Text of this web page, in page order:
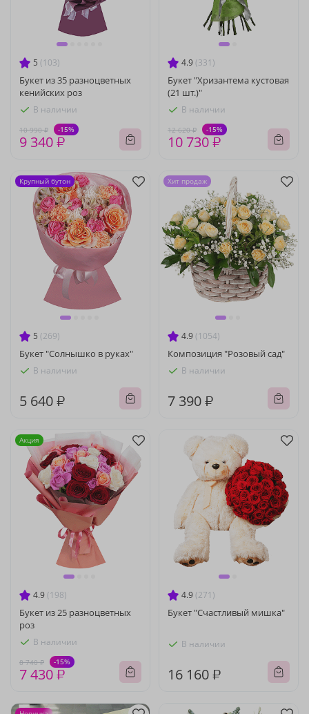
5 (103)
Букет из 35 разноцветных
кенийских роз
В наличии
10 990 ₽ -15%
9 340 ₽
4.9 (331)
Букет "Хризантема кустовая
(21 шт.)"
В наличии
12 620 ₽ -15%
10 730 ₽
5 (269)
Букет "Солнышко в руках"
В наличии
5 640 ₽
Крупный бутон
4.9 (1054)
Композиция "Розовый сад"
В наличии
7 390 ₽
Хит продаж
4.9 (198)
Букет из 25 разноцветных
роз
В наличии
8 740 ₽ -15%
7 430 ₽
Акция
4.9 (271)
Букет "Счастливый мишка"
В наличии
16 160 ₽